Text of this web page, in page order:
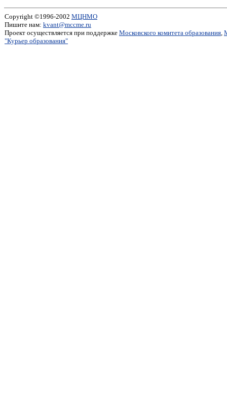
Copyright ©1996-2002 МЦНМО
Пишите нам: kvant@mccme.ru
Проект осуществляется при поддержке Московского комитета образования,
"Курьер образования"